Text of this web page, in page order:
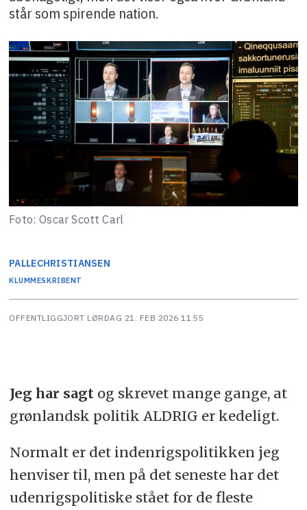
står som spirende nation.
Foto: Oscar Scott Carl
PALLECHRISTIANSEN
KLUMMESKRIBENT
OFFENTLIGGJORT LØRDAG 21. FEB 2026 11:55
Jeg har sagtog skrevet mange gange, at
grønlandsk politik ALDRIG er kedeligt.
Normalt er det indenrigspolitikken jeg
henviser til, men på det seneste har det
udenrigspolitiske stået for de fleste